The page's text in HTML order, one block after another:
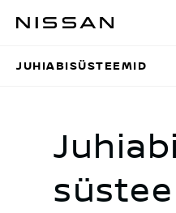
põhisisu
JUHIABISÜSTEEMID
Juhiabi
süstee